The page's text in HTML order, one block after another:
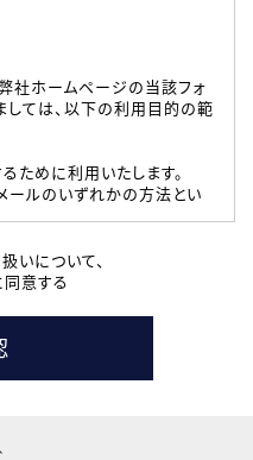
社ホームページの当該フォ
しては、以下の利用目的の範
めに利用いたします。
ールのいずれかの方法とい
録時の参考情報として利
企業の皆様
めに利用いたします。
ルのいずれかの方法とい
いについて、
意する